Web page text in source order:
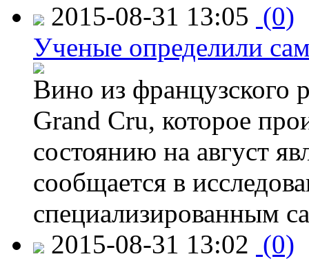
2015-08-31 13:05 (0)
Ученые определили
Вино из французского
Grand Cru, которое
состоянию на август
сообщается в
специализированным
2015-08-31 13:02 (0)